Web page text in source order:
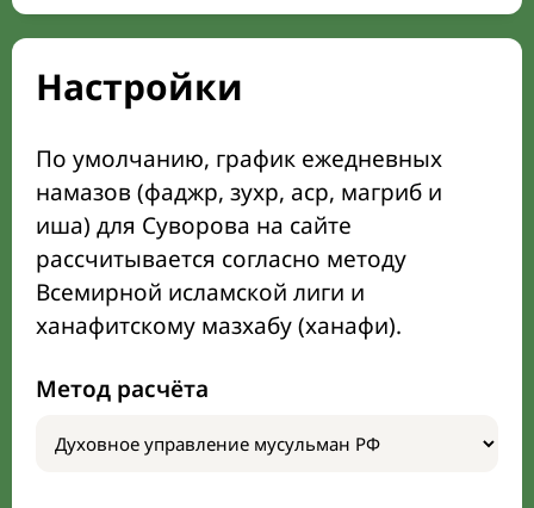
Настройки
По умолчанию, график ежедневных
намазов (фаджр, зухр, аср, магриб и
иша) для Суворова на сайте
рассчитывается согласно методу
Всемирной исламской лиги и
ханафитскому мазхабу (ханафи).
Метод расчёта